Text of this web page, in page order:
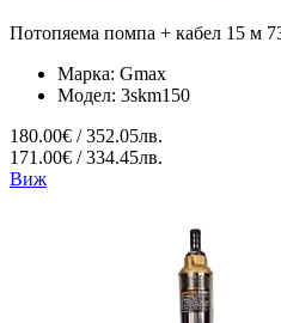
Потопяема помпа + кабел 15 м
Марка: Gmax
Модел: 3skm150
180.00€ / 352.05лв.
171.00€ / 334.45лв.
Виж